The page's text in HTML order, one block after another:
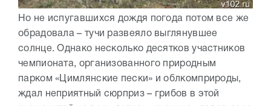
Но не испугавшихся дождя погода потом все же
обрадовала – тучи развеяло выглянувшее
солнце. Однако несколько десятков участников
чемпионата, организованного природным
парком «Цимлянские пески» и облкомприроды,
ждал неприятный сюрприз – грибов в этой